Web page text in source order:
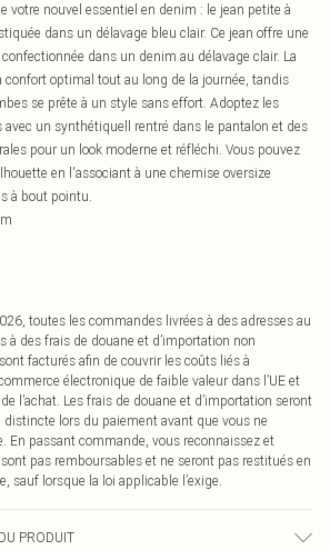
votre nouvel essentiel en denim : le jean petite à
dans un délavage bleu clair. Ce jean offre une
dans un denim au délavage clair. La
confort optimal tout au long de la journée, tandis
se prête à un style sans effort. Adoptez les
avec un synthétiquell rentré dans le pantalon et des
pour un look moderne et réfléchi. Vous pouvez
en l'associant à une chemise oversize
à bout pointu.
toutes les commandes livrées à des adresses au
à des frais de douane et d’importation non
facturés afin de couvrir les coûts liés à
électronique de faible valeur dans l’UE et
l’achat. Les frais de douane et d’importation seront
lors du paiement avant que vous ne
En passant commande, vous reconnaissez et
pas remboursables et ne seront pas restitués en
sauf lorsque la loi applicable l’exige.
PRODUIT